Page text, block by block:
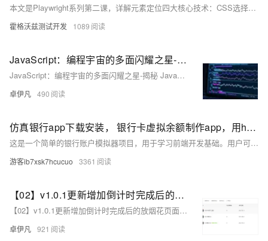
本文是Playwright系列第二课，详解元素定位四大核心技术：CSS选择器、文本定位、XPath和语义化定位，结合实战演示各方法应用场景。重点解析Playwright智能定位器（Locator）的独特优势——自动等待与重试机制，通过预检元素可操作性（可见/可点击）有效规避网络延迟导致的脚本失效，显著提升自动化测试稳定性。
霍格沃兹测试开发 1089
JavaScript：编程宇宙的多面闪耀之星-揭秘 JavaScript，编程界的全能霸主如何炼成？-优雅草卓伊凡
JavaScript：编程宇宙的多面闪耀之星-揭秘 JavaScript，编程界的全能霸主如何炼成？-优雅草卓伊凡
卓伊凡 490
仿真银行app下载安装， 银行卡虚拟余额制作app，用html+css+js实现逼真娱乐工具
这是一个简单的银行账户模拟器项目，用于学习前端开发基础。用户可进行存款、取款操作，所有数据存储于浏览器内存中
游客ib7xsk7hcucuo 3361
【02】v1.0.1更新增加倒计时完成后的放烟花页面-优化播放器-优化结构目录-蛇年新年快乐倒计时领取礼物放烟花html代码优雅草科技央千澈写采用html5+div+CSS+JavaScript-优雅草卓伊凡-做一条关于新年的代码分享给你们-为了C站的分拼一下子
【02】v1.0.1更新增加倒计时完成后的放烟花页面-优化播放器-优化结构目录-蛇年新年快乐倒计时领取礼物放烟花html代码优雅草科技央千澈写采用html5+div+CSS+JavaScript-优雅草卓伊凡-做一条关于新年的代码分享给你们-为了C站的分拼一下子
卓伊凡 921